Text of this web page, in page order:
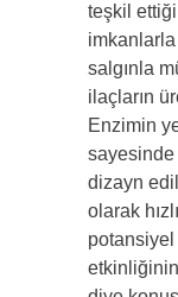
teşkil
salgınla
ilaçların
Enzimin
sayesinde
dizayn
olarak
potansiyel
etkinliğinin